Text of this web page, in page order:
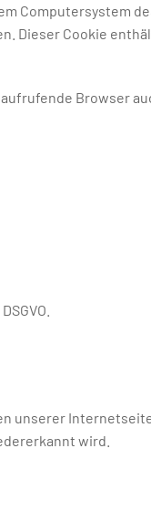
Computersystem
Dieser Cookie
Browser
unserer
wird.